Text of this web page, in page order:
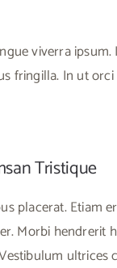
viverra
fringilla. In ut
Tristique
placerat. Etiam
Morbi